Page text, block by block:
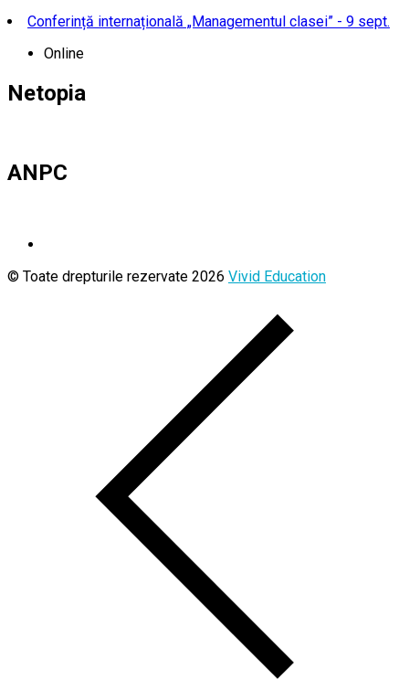
Conferință internațională „Managementul clasei” - 9 sept.
Online
Netopia
ANPC
© Toate drepturile rezervate 2026 Vivid Education